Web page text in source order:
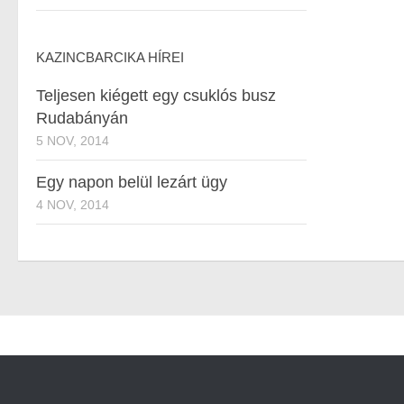
KAZINCBARCIKA HÍREI
Teljesen kiégett egy csuklós busz
Rudabányán
5 NOV, 2014
Egy napon belül lezárt ügy
4 NOV, 2014